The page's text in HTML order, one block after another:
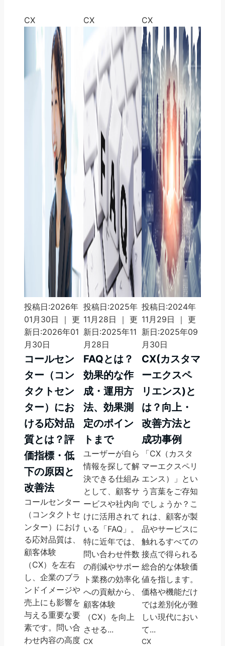
CX
投稿日:2026年
01月30日 ｜ 更
新日:2026年01
月30日
コールセン
ター（コン
タクトセン
ター）にお
ける応対品
質とは？評
価指標・低
下の原因と
改善法
コールセンター
（コンタクトセ
ンター）におけ
る応対品質は、
顧客体験
（CX）を左右
し、企業のブラ
ンドイメージや
売上にも影響を
与える重要な要
素です。問い合
わせ内容の高度
CX
投稿日:2025年
11月28日 ｜ 更
新日:2025年11
月28日
FAQとは？
効果的な作
成・運用方
法、効果測
定のポイン
トまで
ユーザーが自ら
情報を探して解
決できる仕組み
として、顧客サ
ービスや社内向
けに活用されて
いる「FAQ」。
特に近年では、
問い合わせ件数
の削減やサポー
ト業務の効率化
への貢献から、
顧客体験
（CX）を向上
させる...
CX
CX
投稿日:2024年
11月29日 ｜ 更
新日:2025年09
月30日
CX(カスタマ
ーエクスペ
リエンス)と
は？向上・
改善方法と
成功事例
「CX（カスタ
マーエクスペリ
エンス）」とい
う言葉をご存知
でしょうか？こ
れは、顧客が製
品やサービスに
触れるすべての
接点で得られる
総合的な体験価
値を指します。
価格や機能だけ
では差別化が難
しい現代におい
て...
CX